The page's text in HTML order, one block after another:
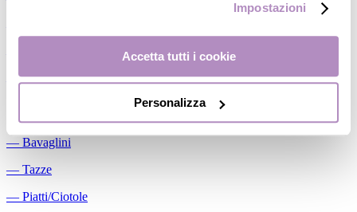
Impostazioni
Accetta tutti i cookie
Personalizza
Conservalatte Materno
―Massaggiagengive
― Bavaglini
― Tazze
― Piatti/Ciotole